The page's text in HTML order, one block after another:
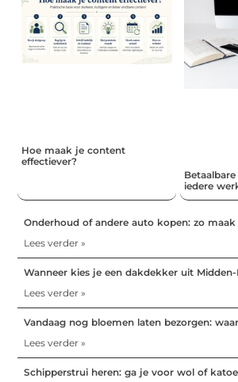
Hoe maak je content
effectiever?
iedere
Onderhoud of andere auto kopen: zo
Lees verder »
Wanneer kies je een dakdekker uit
Lees verder »
Vandaag nog bloemen laten bezorgen:
Lees verder »
Schipperstrui heren: ga je voor wol of